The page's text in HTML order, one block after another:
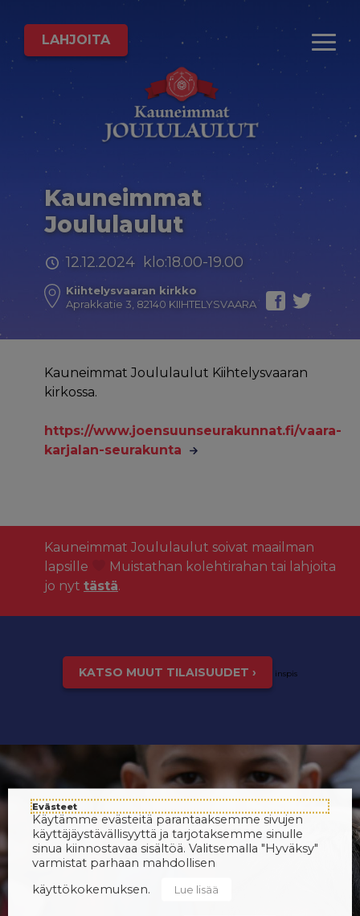
LAHJOITA
Kauneimmat
Joululaulut
12.12.2024 klo:18.00-19.00
Kiihtelysvaaran kirkko
Aprakkatie 3, 82140 KIIHTELYSVAARA
Kauneimmat Joululaulut Kiihtelysvaaran
kirkossa.
https://www.joensuunseurakunnat.fi/vaara-
karjalan-seurakunta
Kauneimmat Joululaulut soivat maailman
lapsille
Muistathan kolehtirahan tai lahjoita
jo nyt tästä.
KATSO MUUT TILAISUUDET › inspis
Evästeet
Käytämme evästeitä parantaaksemme sivujen
käyttäjäystävällisyyttä ja tarjotaksemme sinulle
sinua kiinnostavaa sisältöä. Valitsemalla "Hyväksy"
varmistat parhaan mahdollisen
käyttökokemuksen.
Lue lisää